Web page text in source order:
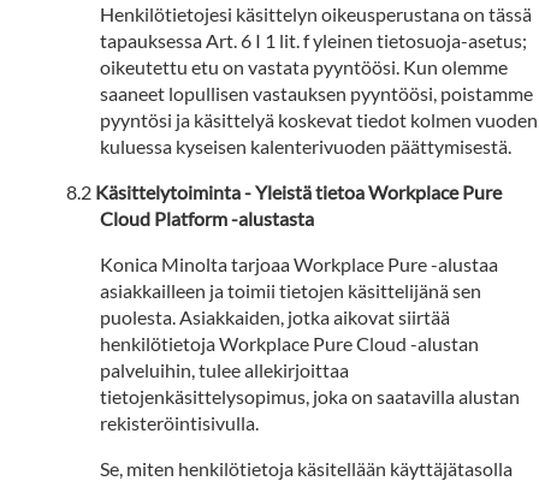
Henkilötietojesi käsittelyn oikeusperustana on tässä
tapauksessa Art. 6 I 1 lit. f yleinen tietosuoja-asetus;
oikeutettu etu on vastata pyyntöösi. Kun olemme
saaneet lopullisen vastauksen pyyntöösi, poistamme
pyyntösi ja käsittelyä koskevat tiedot kolmen vuoden
kuluessa kyseisen kalenterivuoden päättymisestä.
Käsittelytoiminta - Yleistä tietoa Workplace Pure
Cloud Platform -alustasta
Konica Minolta tarjoaa Workplace Pure -alustaa
asiakkailleen ja toimii tietojen käsittelijänä sen
puolesta. Asiakkaiden, jotka aikovat siirtää
henkilötietoja Workplace Pure Cloud -alustan
palveluihin, tulee allekirjoittaa
tietojenkäsittelysopimus, joka on saatavilla alustan
rekisteröintisivulla.
Se, miten henkilötietoja käsitellään käyttäjätasolla